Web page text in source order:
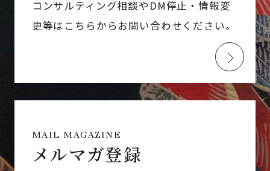
コンサルティング相談やDM停止・情報変
更等はこちらからお問い合わせください。
MAIL MAGAZINE
メルマガ登録